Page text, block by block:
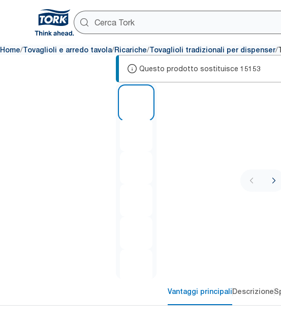
Home/Tovaglioli e arredo tavola/Ricariche/Tovaglioli tradizionali per dispenser/
Questo prodotto sostituisce 15153
Vantaggi principaliDescrizione